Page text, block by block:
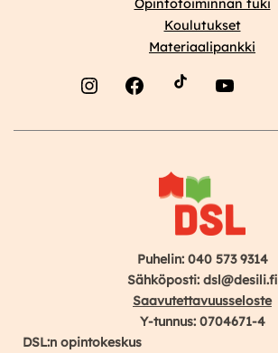
Opintotoiminnan tuki
Koulutukset
Materiaalipankki
Puhelin: 040 573 9314
Sähköposti: dsl@desili.fi
Saavutettavuusseloste
Y-tunnus: 0704671-4
DSL:n opintokeskus